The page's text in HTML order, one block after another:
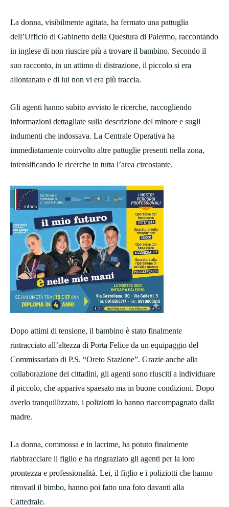
La donna, visibilmente agitata, ha fermato una pattuglia
dell’Ufficio di Gabinetto della Questura di Palermo, raccontando
in inglese di non riuscire più a trovare il bambino. Secondo il
suo racconto, in un attimo di distrazione, il piccolo si era
allontanato e di lui non vi era più traccia.
Gli agenti hanno subito avviato le ricerche, raccogliendo
informazioni dettagliate sulla descrizione del minore e sugli
indumenti che indossava. La Centrale Operativa ha
immediatamente coinvolto altre pattuglie presenti nella zona,
intensificando le ricerche in tutta l’area circostante.
Dopo attimi di tensione, il bambino è stato finalmente
rintracciato all’altezza di Porta Felice da un equipaggio del
Commissariato di P.S. “Oreto Stazione”. Grazie anche alla
collaborazione dei cittadini, gli agenti sono riusciti a individuare
il piccolo, che appariva spaesato ma in buone condizioni. Dopo
averlo tranquillizzato, i poliziotti lo hanno riaccompagnato dalla
madre.
La donna, commossa e in lacrime, ha potuto finalmente
riabbracciare il figlio e ha ringraziato gli agenti per la loro
prontezza e professionalità. Lei, il figlio e i poliziotti che hanno
ritrovatl il bimbo, hanno poi fatto una foto davanti alla
Cattedrale.